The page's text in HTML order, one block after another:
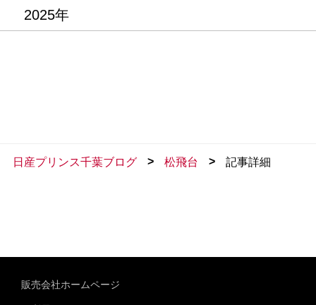
2025年
日産プリンス千葉ブログ > 松飛台 > 記事詳細
販売会社ホームページ